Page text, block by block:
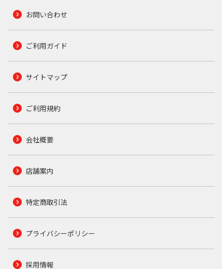
お問い合わせ
ご利用ガイド
サイトマップ
ご利用規約
会社概要
店舗案内
特定商取引法
プライバシーポリシー
採用情報